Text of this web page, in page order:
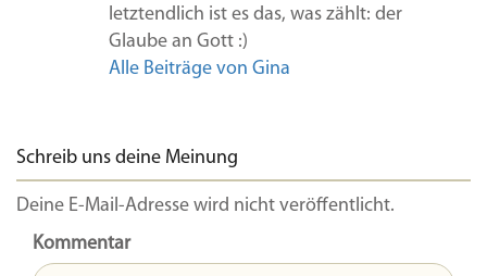
letztendlich ist es das, was zählt: der
Glaube an Gott :)
Alle Beiträge von Gina
Schreib uns deine Meinung
Deine E-Mail-Adresse wird nicht veröffentlicht.
Kommentar